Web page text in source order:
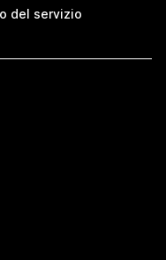
del servizio